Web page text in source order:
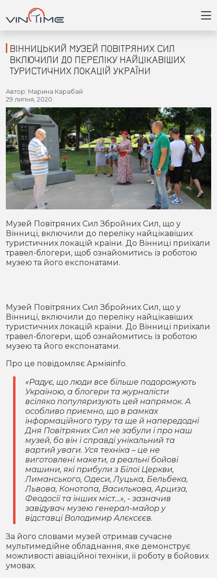
Головна
Війна
Новини
Кримінал
Здоров'я
Приватна думка
В кулуарах
Місто
Життя
Партнери
Спорт
Футбол
Контакти
Підписатись на нас у Telegram
ВІННИЦЬКИЙ МУЗЕЙ ПОВІТРЯНИХ СИЛ
ВКЛЮЧИЛИ ДО ПЕРЕЛІКУ НАЙЦІКАВІШИХ
ТУРИСТИЧНИХ ЛОКАЦІЙ УКРАЇНИ
Автор: Марина Карабай
29 липня, 2020
Музей Повітряних Сил Збройних Сил, що у
Вінниці, включили до переліку найцікавіших
туристичних локацій країни. До Вінниці приїхали
травел-блогери, щоб ознайомитись із роботою
музею та його експонатами.
Музей Повітряних Сил Збройних Сил, що у
Вінниці, включили до переліку найцікавіших
туристичних локацій країни. До Вінниці приїхали
травел-блогери, щоб ознайомитись із роботою
музею та його експонатами.
Про це повідомляє Арміяinfo.
«Радує, що люди все більше подорожують
Україною, а блогери та журналісти
всіляко популяризують цей напрямок. А
особливо приємно, що в рамках
інформаційного туру та ще й напередодні
Дня Повітряних Сил не забули і про наш
музей, бо він і справді унікальний та
вартий уваги. Уся техніка – це не
виготовлені макети, а реальні бойові
машини, які прибули з Білої Церкви,
Лиманського, Одеси, Луцька, Бельбека,
Львова, Конотопа, Василькова, Арциза,
Феодосії та інших міст…», - зазначив
завідувач музею генерал-майор у
відставці Володимир Алєксєєв.
За його словами музей отримав сучасне
мультимедійне обладнання, яке демонструє
можливості авіаційної техніки, її роботу в бойових
умовах.